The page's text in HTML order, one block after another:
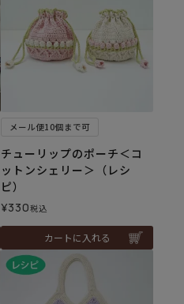
メール便10個まで可
チューリップのポーチ＜コ
ットンシェリー＞（レシ
ピ）
¥330税込
カートに入れる